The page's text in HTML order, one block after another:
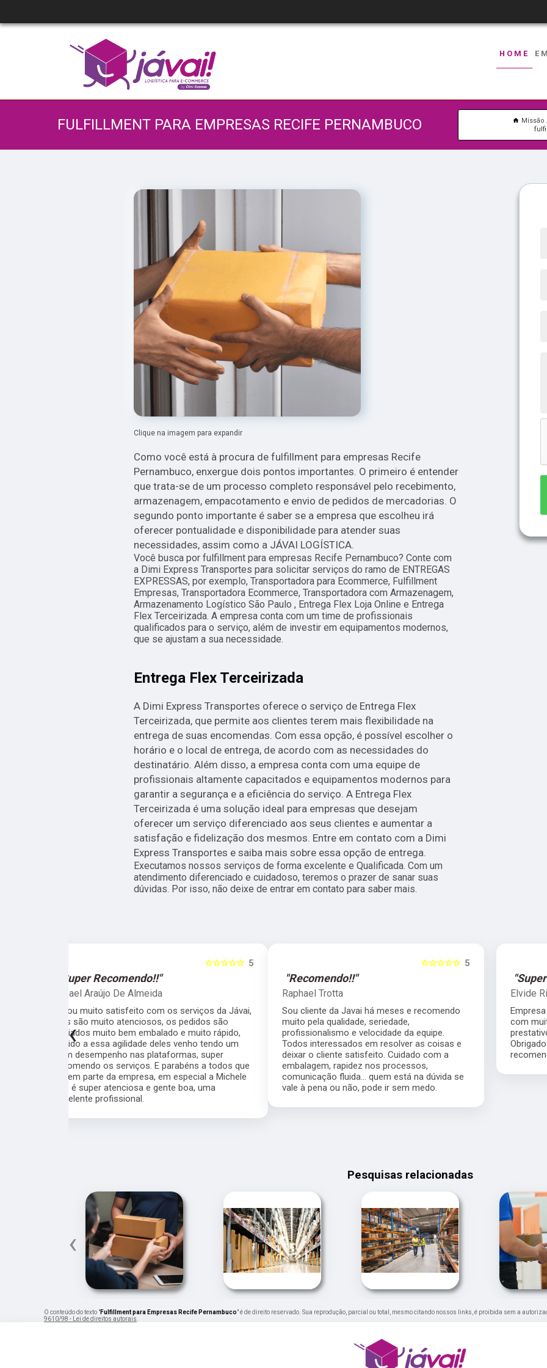
HOME
FULFILLMENT PARA EMPRESAS RECIFE PERNAMBUCO Missão
Clique na imagem para expandir
Como você está à procura de fulfillment para empresas Recife
Pernambuco, enxergue dois pontos importantes. O primeiro é entender
que trata-se de um processo completo responsável pelo recebimento,
armazenagem, empacotamento e envio de pedidos de mercadorias. O
segundo ponto importante é saber se a empresa que escolheu irá
oferecer pontualidade e disponibilidade para atender suas
necessidades, assim como a JÁVAI LOGÍSTICA.
Você busca por fulfillment para empresas Recife Pernambuco? Conte com
a Dimi Express Transportes para solicitar serviços do ramo de ENTREGAS
EXPRESSAS, por exemplo, Transportadora para Ecommerce, Fulfillment
Empresas, Transportadora Ecommerce, Transportadora com Armazenagem,
Armazenamento Logístico São Paulo , Entrega Flex Loja Online e Entrega
Flex Terceirizada. A empresa conta com um time de profissionais
qualificados para o serviço, além de investir em equipamentos modernos,
que se ajustam a sua necessidade.
Entrega Flex Terceirizada
A Dimi Express Transportes oferece o serviço de Entrega Flex
Terceirizada, que permite aos clientes terem mais flexibilidade na
entrega de suas encomendas. Com essa opção, é possível escolher o
horário e o local de entrega, de acordo com as necessidades do
destinatário. Além disso, a empresa conta com uma equipe de
profissionais altamente capacitados e equipamentos modernos para
garantir a segurança e a eficiência do serviço. A Entrega Flex
Terceirizada é uma solução ideal para empresas que desejam
oferecer um serviço diferenciado aos seus clientes e aumentar a
satisfação e fidelização dos mesmos. Entre em contato com a Dimi
Express Transportes e saiba mais sobre essa opção de entrega.
Executamos nossos serviços de forma excelente e Qualificada. Com um
atendimento diferenciado e cuidadoso, teremos o prazer de sanar suas
dúvidas. Por isso, não deixe de entrar em contato para saber mais.
☆☆☆☆☆
"Recomendo!!"
Raphael Trotta
Sou cliente da Javai há meses e recomendo
muito pela qualidade, seriedade,
profissionalismo e velocidade da equipe.
Todos interessados em resolver as coisas e
deixar o cliente satisfeito. Cuidado com a
embalagem, rapidez nos processos,
comunicação fluida... quem está na dúvida se
vale à pena ou não, pode ir sem medo.
☆☆☆☆☆
"Super Recomendo!!!"
Elvide Ricardo Vitorino
Empresa altamente competente, me atendeu
com muita rapidez, motorista muito
prestativo, e valor que nos ajudou muito.
Obrigado pelos serviços prestados super
recomendo.
‹
Pesquisas relacionadas
‹
O conteúdo do texto "Fulfillment para Empresas Recife Pernambuco" é de direito reservado. Sua reprodução, parcial ou total, mesmo citando nossos links, é proibida sem a
9610/98 - Lei de direitos autorais